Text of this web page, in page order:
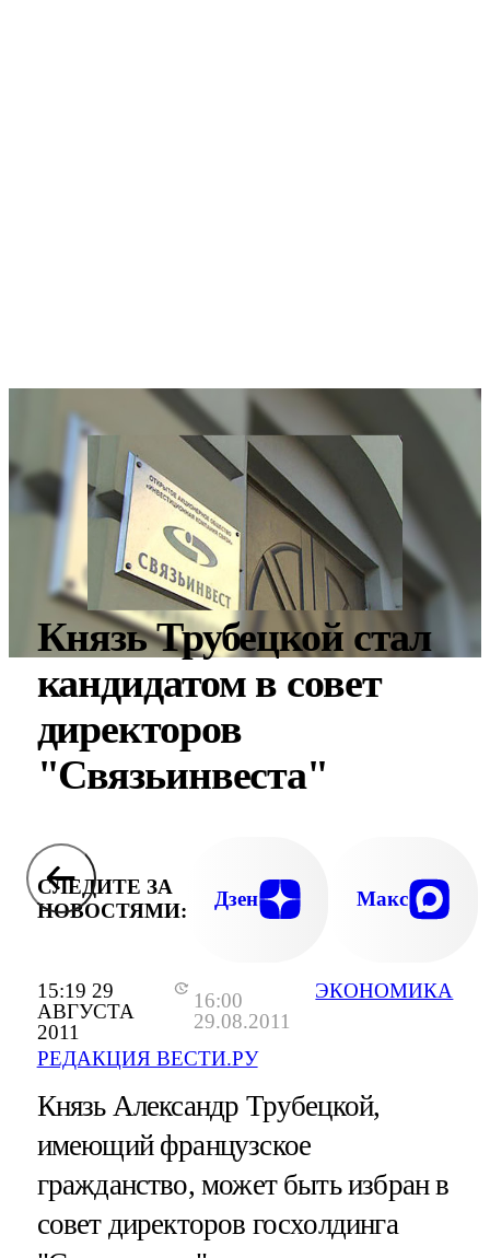
15:19 29
АВГУСТА
2011
16:00
29.08.2011
РЕДАКЦИЯ ВЕСТИ.РУ
ЭКОНОМИКА
Князь Трубецкой стал
кандидатом в совет
директоров
"Связьинвеста"
СЛЕДИТЕ ЗА
НОВОСТЯМИ:
Дзен Макс
Князь Александр Трубецкой,
имеющий французское
гражданство, может быть избран в
совет директоров госхолдинга